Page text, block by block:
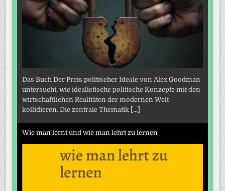
Das Buch Der Preis politischer Ideale von Alex Goodman
untersucht, wie idealistische politische Konzepte mit den
wirtschaftlichen Realitäten der modernen Welt
kollidieren. Die zentrale Thematik [...]
Wie man lernt und wie man lehrt zu lernen